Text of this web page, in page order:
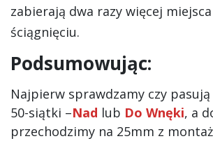
zabierają dwa razy więcej
ściągnięciu.
Podsumowując:
Najpierw sprawdzamy czy
50-siątki –Nad lub Do Wnęki, a
przechodzimy na 25mm z